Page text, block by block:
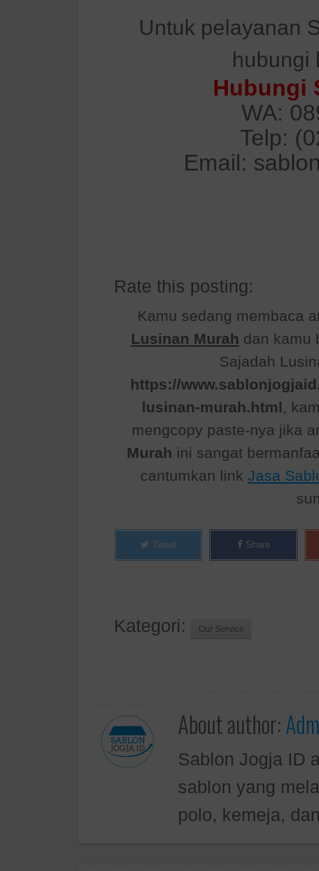
Untuk pelayanan
hubungi
Hubungi
WA:
Telp:
Email:
Rate this posting:
Kamu sedang membaca
Lusinan Murah dan kamu
Sajadah
https://
lusinan-murah.html ,
mengcopy paste-nya jika
Murah ini sangat
cantumkan link Jasa
Tweet Share
Kategori: Our Service
About author:
Sablon Jogja ID
sablon yang
polo, kemeja,